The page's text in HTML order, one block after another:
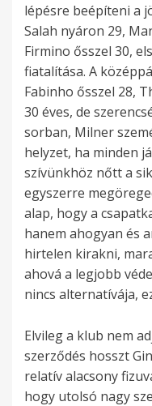
lépésre beépíteni a
Salah nyáron 29,
Firmino ősszel 30,
fiatalítása. A
Fabinho ősszel 28,
30 éves, de
sorban, Milner
helyzet, ha minden
szívünkhöz nőtt a
egyszerre
alap, hogy a
hanem ahogyan és
hirtelen kirakni,
ahová a legjobb
nincs alternatívája,
Elvileg a klub nem
szerződés hosszt
relatív alacsony
hogy utolsó nagy